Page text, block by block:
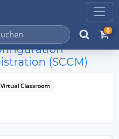
0
(SCCM)
Virtual Classroom